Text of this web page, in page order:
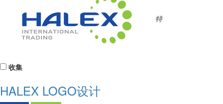
特
收集
HALEX LOGO设计